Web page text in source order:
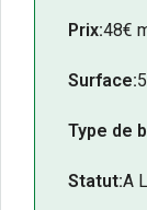
Prix:48€
Surface:
Type de
Statut:A